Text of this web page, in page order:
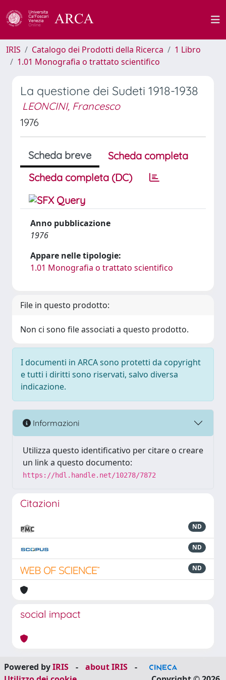
IRIS Catalogo dei Prodotti della Ricerca
1 Libro
1.01 Monografia o trattato scientifico
La questione dei Sudeti 1918-1938
LEONCINI, Francesco
1976
Scheda breve
Scheda completa
Scheda completa (DC)
Anno pubblicazione
1976
Appare nelle tipologie:
1.01 Monografia o trattato scientifico
File in questo prodotto:
Non ci sono file associati a questo prodotto.
I documenti in ARCA sono protetti da copyright
e tutti i diritti sono riservati, salvo diversa
indicazione.
Informazioni
Utilizza questo identificativo per citare o creare
un link a questo documento:
https://hdl.handle.net/10278/7872
Citazioni
ND
ND
ND
social impact
Powered byIRIS - about IRIS
-